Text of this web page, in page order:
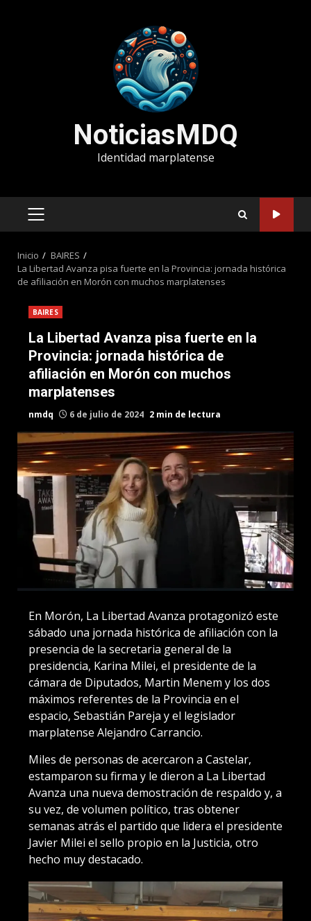
NoticiasMDQ
Identidad marplatense
MENÚ
Inicio
BAIRES
La Libertad Avanza pisa fuerte en la Provincia: jornada histórica
de afiliación en Morón con muchos marplatenses
BAIRES
La Libertad Avanza pisa fuerte en la
Provincia: jornada histórica de
afiliación en Morón con muchos
marplatenses
nmdq 6 de julio de 2024 2 min de lectura
En Morón, La Libertad Avanza protagonizó este
sábado una jornada histórica de afiliación con la
presencia de la secretaria general de la
presidencia, Karina Milei, el presidente de la
cámara de Diputados, Martin Menem y los dos
máximos referentes de la Provincia en el
espacio, Sebastián Pareja y el legislador
marplatense Alejandro Carrancio.
Miles de personas de acercaron a Castelar,
estamparon su firma y le dieron a La Libertad
Avanza una nueva demostración de respaldo y, a
su vez, de volumen político, tras obtener
semanas atrás el partido que lidera el presidente
Javier Milei el sello propio en la Justicia, otro
hecho muy destacado.